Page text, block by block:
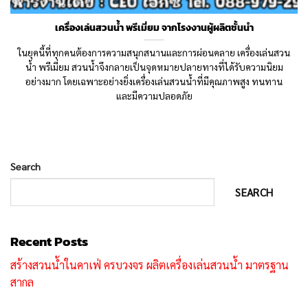
เครื่องเล่นสวนน้ำ พรีเมี่ยม จากโรงงานผู้ผลิตชั้นนำ
ในยุคนี้ที่ทุกคนต้องการความสนุกสนานและการผ่อนคลาย เครื่องเล่นสวน
น้ำ พรีเมี่ยม สวนน้ำจึงกลายเป็นจุดหมายปลายทางที่ได้รับความนิยม
อย่างมาก โดยเฉพาะอย่างยิ่งเครื่องเล่นสวนน้ำที่มีคุณภาพสูง ทนทาน
และมีความปลอดภัย
Search
SEARCH
Recent Posts
สร้างสวนน้ำในคาเฟ่ ครบวงจร ผลิตเครื่องเล่นสวนน้ำ มาตรฐาน
สากล